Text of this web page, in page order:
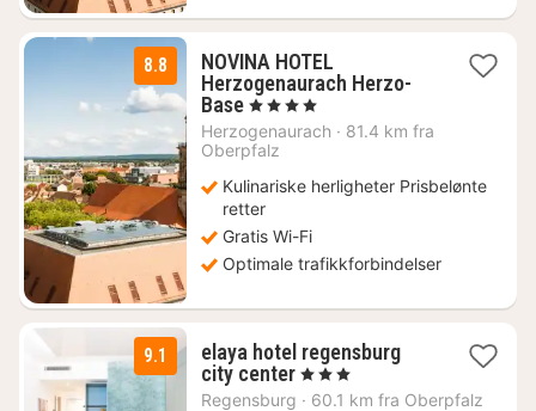
8.8
NOVINA HOTEL
Herzogenaurach Herzo-
Base1
natt
fra
kr.
, 4 Stjerner
Herzogenaurach · 81.4 km fra
Oberpfalz
Kulinariske herligheter Prisbelønte
retter
Gratis Wi-Fi
Optimale trafikkforbindelser
9.1
elaya hotel regensburg
city center1
natt
, 3 Stjerner
Regensburg · 60.1 km fra Oberpfalz